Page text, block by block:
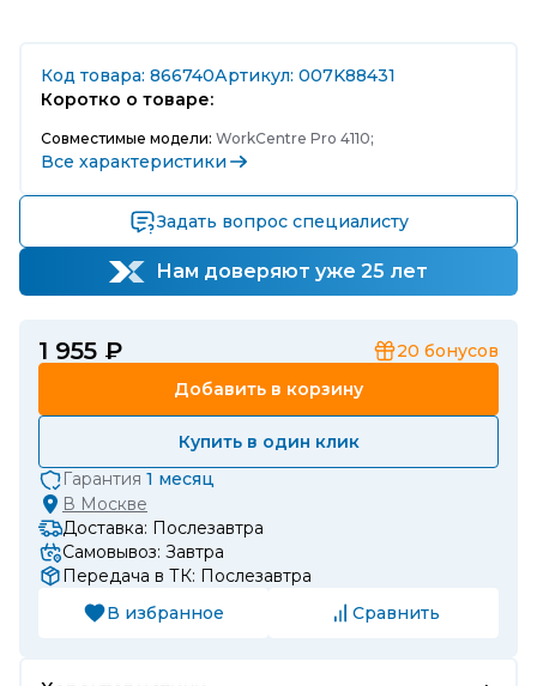
Код товара: 866740Артикул: 007K88431
Коротко о товаре:
Совместимые модели: WorkCentre Pro 4110;
Все характеристики
Задать вопрос специалисту
Нам доверяют уже 25 лет
1 955 ₽ 20 бонусов
Добавить в корзину
Купить в один клик
Гарантия 1 месяц
В Москве
Доставка: Послезавтра
Самовывоз: Завтра
Передача в ТК: Послезавтра
В избранное
Сравнить